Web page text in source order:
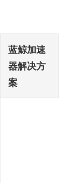
蓝鲸加速
器解决方
案